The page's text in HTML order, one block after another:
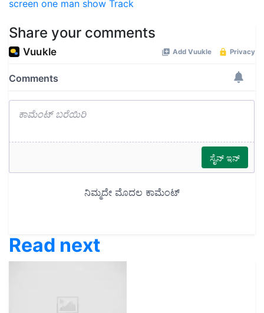
screen one man show Track
Share your comments
Read next